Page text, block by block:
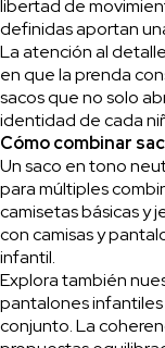
libertad de
definidas aportan
La atención al
en que la prenda
sacos que no solo
identidad de cada
Cómo combinar
Un saco en tono
para múltiples
camisetas básicas y
con camisas y
infantil.
Explora también
pantalones
conjunto. La